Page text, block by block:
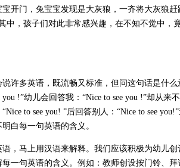
开门，兔宝宝发现是大灰狼，一齐将大灰狼
中，孩子们对此非常感兴趣，在不知不觉中，
多英语，既流畅又标准，但问这句话是什么
!”幼儿会回答我：“Nice to see you !”却从来
to see you! ”后回答别人：“Nice to see
白每一句英语的含义。
马上用汉语来解释。我们应该积极为幼儿创
一句英语的含义。例如：教师创设按门铃、拜